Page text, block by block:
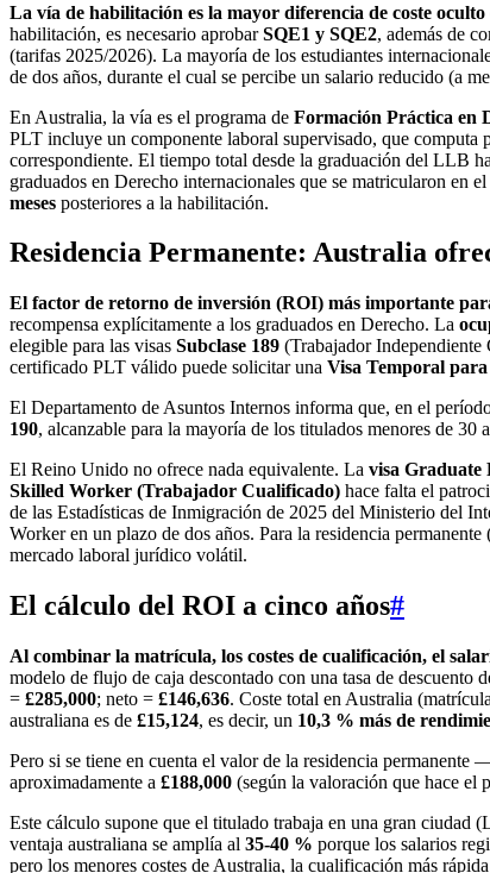
La vía de habilitación es la mayor diferencia de coste
habilitación, es necesario aprobarSQE1 y SQE2, además de
(tarifas 2025/2026). La mayoría de los estudiantes
de dos años, durante el cual se percibe un salario reducido (a
En Australia, la vía es el programa de Formación Práctica en
PLT incluye un componente laboral supervisado, que computa
correspondiente. El tiempo total desde la graduación del LLB
graduados en Derecho internacionales que se matricularon en
meses posteriores a la habilitación.
Residencia Permanente: Australia
El factor de retorno de inversión (ROI) más importante
recompensa explícitamente a los graduados en Derecho. La
elegible para las visas Subclase 189 (Trabajador
certificado PLT válido puede solicitar una Visa Temporal
El Departamento de Asuntos Internos informa que, en el
190, alcanzable para la mayoría de los titulados menores de
El Reino Unido no ofrece nada equivalente. La visa Graduate
Skilled Worker (Trabajador Cualificado) hace falta el
de las Estadísticas de Inmigración de 2025 del Ministerio del
Worker en un plazo de dos años. Para la residencia
mercado laboral jurídico volátil.
El cálculo del ROI a cinco años#
Al combinar la matrícula, los costes de cualificación, el
modelo de flujo de caja descontado con una tasa de
= £285,000; neto = £146,636. Coste total en Australia
australiana es de £15,124, es decir, un 10,3 % más de
Pero si se tiene en cuenta el valor de la residencia
aproximadamente a £188,000 (según la valoración que hace
Este cálculo supone que el titulado trabaja en una gran ciudad
ventaja australiana se amplía al 35-40 % porque los salarios
pero los menores costes de Australia, la cualificación más